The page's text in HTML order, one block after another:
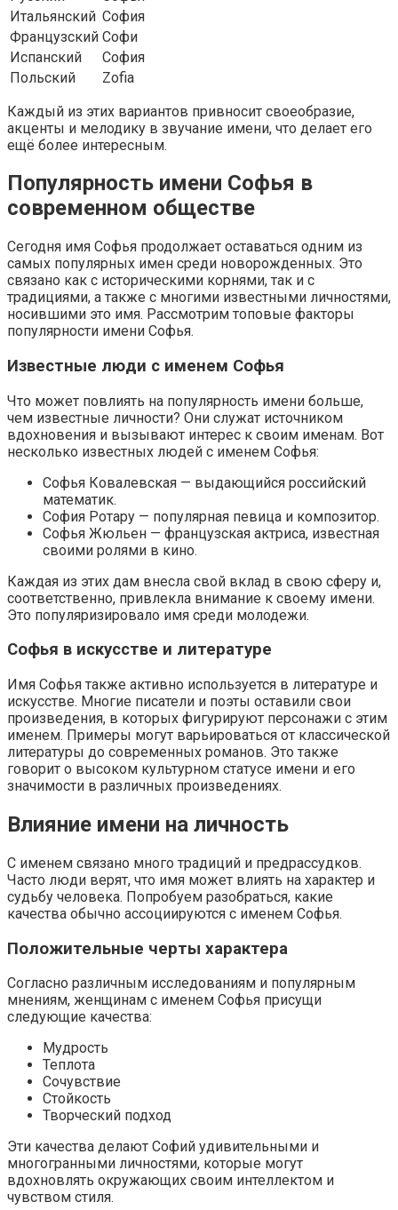
Итальянский София
Французский Софи
Испанский
София
Польский
Zofia
Каждый из этих вариантов привносит своеобразие,
акценты и мелодику в звучание имени, что делает его
ещё более интересным.
Популярность имени Софья в
современном обществе
Сегодня имя Софья продолжает оставаться одним из
самых популярных имен среди новорожденных. Это
связано как с историческими корнями, так и с
традициями, а также с многими известными личностями,
носившими это имя. Рассмотрим топовые факторы
популярности имени Софья.
Известные люди с именем Софья
Что может повлиять на популярность имени больше,
чем известные личности? Они служат источником
вдохновения и вызывают интерес к своим именам. Вот
несколько известных людей с именем Софья:
Софья Ковалевская — выдающийся российский
математик.
София Ротару — популярная певица и композитор.
Софья Жюльен — французская актриса, известная
своими ролями в кино.
Каждая из этих дам внесла свой вклад в свою сферу и,
соответственно, привлекла внимание к своему имени.
Это популяризировало имя среди молодежи.
Софья в искусстве и литературе
Имя Софья также активно используется в литературе и
искусстве. Многие писатели и поэты оставили свои
произведения, в которых фигурируют персонажи с этим
именем. Примеры могут варьироваться от классической
литературы до современных романов. Это также
говорит о высоком культурном статусе имени и его
значимости в различных произведениях.
Влияние имени на личность
С именем связано много традиций и предрассудков.
Часто люди верят, что имя может влиять на характер и
судьбу человека. Попробуем разобраться, какие
качества обычно ассоциируются с именем Софья.
Положительные черты характера
Согласно различным исследованиям и популярным
мнениям, женщинам с именем Софья присущи
следующие качества:
Мудрость
Теплота
Сочувствие
Стойкость
Творческий подход
Эти качества делают Софий удивительными и
многогранными личностями, которые могут
вдохновлять окружающих своим интеллектом и
чувством стиля.